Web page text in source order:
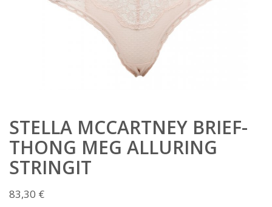
STELLA MCCARTNEY BRIEF-
THONG MEG ALLURING
STRINGIT
83,30 €